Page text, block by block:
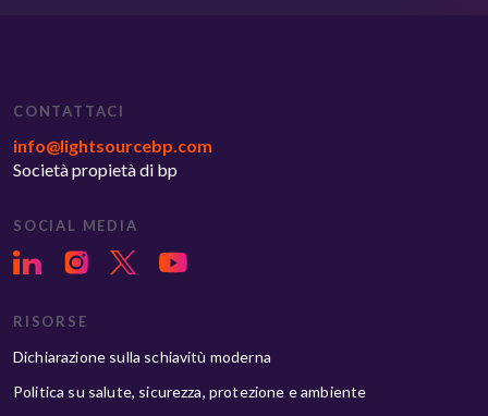
CONTATTACI
info@lightsourcebp.com
Società propietà di bp
SOCIAL MEDIA
RISORSE
Dichiarazione sulla schiavitù moderna
Politica su salute, sicurezza, protezione e ambiente